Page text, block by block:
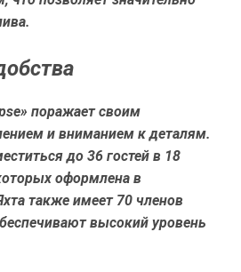
поражает своим
и вниманием к деталям.
до 36 гостей в 18
оформлена в
также имеет 70 членов
высокий уровень